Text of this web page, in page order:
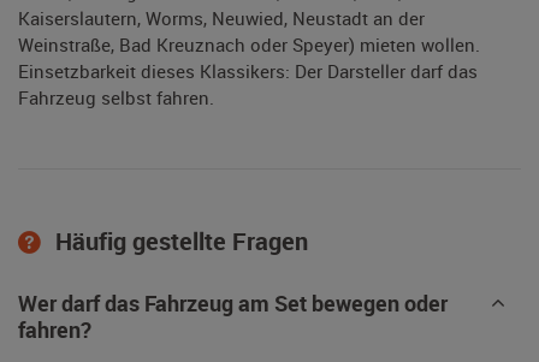
Kaiserslautern, Worms, Neuwied, Neustadt an der
Weinstraße, Bad Kreuznach oder Speyer) mieten wollen.
Einsetzbarkeit dieses Klassikers: Der Darsteller darf das
Fahrzeug selbst fahren.
Häufig gestellte Fragen
Wer darf das Fahrzeug am Set bewegen oder
fahren?